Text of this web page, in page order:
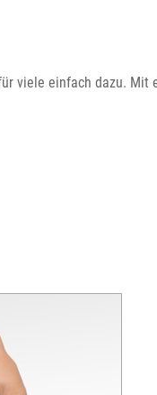
viele einfach dazu. Mit